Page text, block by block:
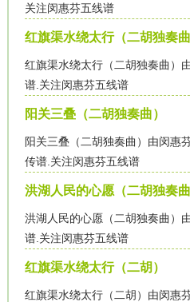
关注闵惠芬五线谱
红旗渠水绕太行（二胡独奏曲
红旗渠水绕太行（二胡独奏曲）
谱.关注闵惠芬五线谱
阳关三叠（二胡独奏曲）
阳关三叠（二胡独奏曲）由闵惠
传谱.关注闵惠芬五线谱
洪湖人民的心愿（二胡独奏曲
洪湖人民的心愿（二胡独奏曲）
谱.关注闵惠芬五线谱
红旗渠水绕太行（二胡）
红旗渠水绕太行（二胡）由闵惠